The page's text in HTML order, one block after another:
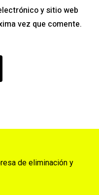
y sitio web
vez que comente.
de eliminación y